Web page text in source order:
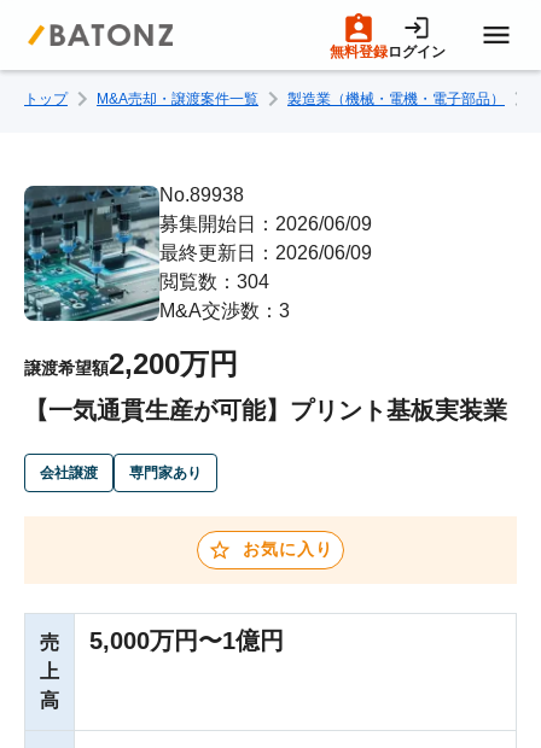
無料登録ログイン
トップページ
M&A案件一覧
売りたい方へ
成約事例
M&A専門家の方へ
トップ M&A売却・譲渡案件一覧 製造業（機械・電機・電子部品）
No.89938
募集開始日：2026/06/09
最終更新日：2026/06/09
閲覧数：304
M&A交渉数：3
譲渡希望額2,200万円
【一気通貫生産が可能】プリント基板実装業
会社譲渡 専門家あり
お気に入り
売
上
高
5,000万円〜1億円